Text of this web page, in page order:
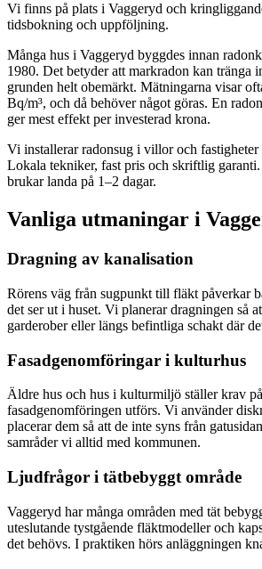
Vi finns på plats i Vaggeryd och
tidsbokning och uppföljning.
Många hus i Vaggeryd byggdes innan
1980. Det betyder att markradon kan tränga
grunden helt obemärkt. Mätningarna visar
Bq/m³, och då behöver något göras. En
ger mest effekt per investerad krona.
Vi installerar radonsug i villor och
Lokala tekniker, fast pris och skriftlig
brukar landa på 1–2 dagar.
Vanliga utmaningar i
Dragning av kanalisation
Rörens väg från sugpunkt till fläkt påverkar
det ser ut i huset. Vi planerar dragningen så
garderober eller längs befintliga schakt där
Fasadgenomföringar i kulturhus
Äldre hus och hus i kulturmiljö ställer krav
fasadgenomföringen utförs. Vi använder
placerar dem så att de inte syns från
samråder vi alltid med kommunen.
Ljudfrågor i tätbebyggt område
Vaggeryd har många områden med tät
uteslutande tystgående fläktmodeller och
det behövs. I praktiken hörs anläggningen